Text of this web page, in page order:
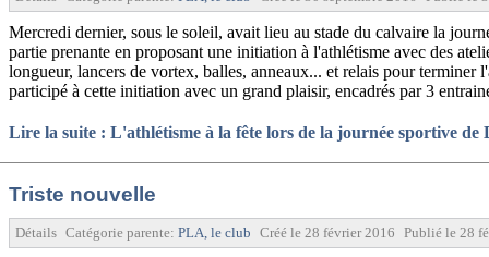
Mercredi dernier, sous le soleil, avait lieu au stade du calvaire la
partie prenante en proposant une initiation à l'athlétisme avec des
longueur, lancers de vortex, balles, anneaux... et relais pour
participé à cette initiation avec un grand plaisir, encadrés par 3
Lire la suite : L'athlétisme à la fête lors de la journée sportive de
Triste nouvelle
Détails Catégorie parente: PLA, le club Créé le 28 février 2016 Publié le 28